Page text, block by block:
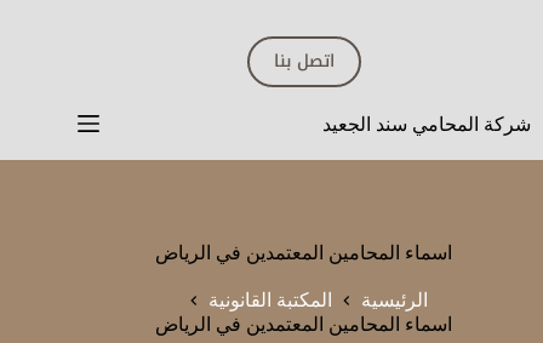
اتصل بنا
شركة المحامي سند الجعيد
اسماء المحامين المعتمدين في الرياض
الرئيسية
المكتبة القانونية
اسماء المحامين المعتمدين في الرياض